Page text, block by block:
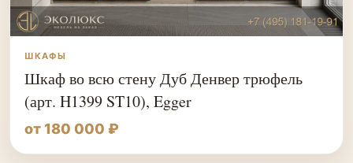
ШКАФЫ
Шкаф во всю стену Дуб Денвер трюфель
(арт. H1399 ST10), Egger
от 180 000 ₽